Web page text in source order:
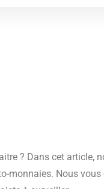
? Dans cet article,
monnaies. Nous